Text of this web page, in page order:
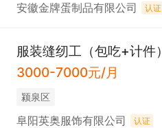
安徽金牌蛋制品有限公司 认证
服装缝纫工（包吃+计件）
3000-7000元/月
颍泉区
阜阳英奥服饰有限公司 认证